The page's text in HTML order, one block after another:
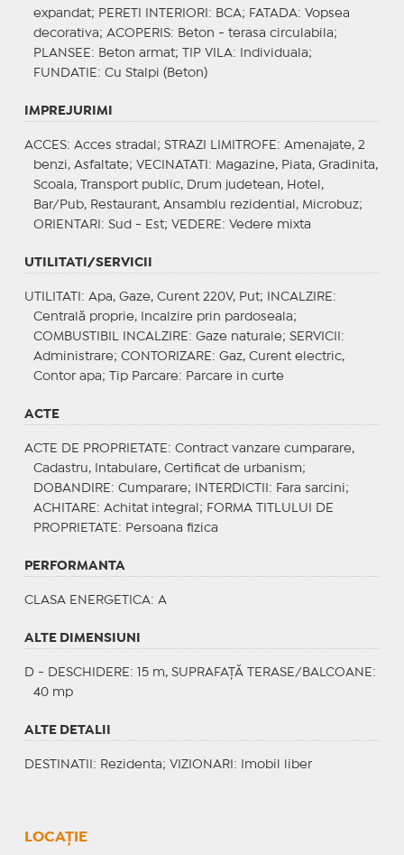
expandat; PERETI INTERIORI : BCA; FATADA: Vopsea
decorativa; ACOPERIS: Beton - terasa circulabila;
PLANSEE : Beton armat; TIP VILA: Individuala;
FUNDATIE : Cu Stalpi (Beton)
IMPREJURIMI
ACCES: Acces stradal; STRAZI LIMITROFE : Amenajate, 2
benzi, Asfaltate; VECINATATI : Magazine, Piata, Gradinita,
Scoala, Transport public, Drum judetean, Hotel,
Bar/Pub, Restaurant, Ansamblu rezidential, Microbuz;
ORIENTARI : Sud - Est; VEDERE : Vedere mixta
UTILITATI/SERVICII
UTILITATI : Apa, Gaze, Curent 220V, Put; INCALZIRE :
Centrală proprie, Incalzire prin pardoseala;
COMBUSTIBIL INCALZIRE : Gaze naturale; SERVICII :
Administrare; CONTORIZARE : Gaz, Curent electric,
Contor apa;
Tip Parcare: Parcare in curte
ACTE
ACTE DE PROPRIETATE : Contract vanzare cumparare,
Cadastru, Intabulare, Certificat de urbanism;
DOBANDIRE : Cumparare; INTERDICTII : Fara sarcini;
ACHITARE : Achitat integral; FORMA TITLULUI DE
PROPRIETATE : Persoana fizica
PERFORMANTA
CLASA ENERGETICA: A
ALTE DIMENSIUNI
D - DESCHIDERE: 15 m, SUPRAFAȚĂ TERASE/BALCOANE:
40 mp
ALTE DETALII
DESTINATII : Rezidenta; VIZIONARI : Imobil liber
LOCAȚIE